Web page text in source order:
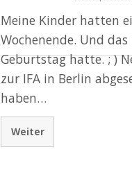
Meine Kinder hatten
Wochenende. Und
Geburtstag hatte. ; )
zur IFA in Berlin
haben…
Weiter